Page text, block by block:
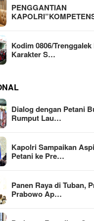
PENGGANTIAN
Kodim 0806/
Karakter S…
Dialog dengan Petani
Rumput Lau…
Kapolri Sampaikan
Petani ke Pre…
Panen Raya di Tuban,
Prabowo Ap…